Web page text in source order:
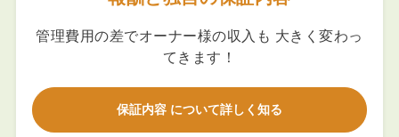
管理費用の差でオーナー様の収入も 大きく変わっ
てきます！
保証内容 について詳しく知る